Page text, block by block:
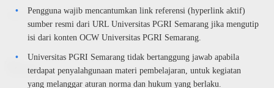
Pengguna wajib mencantumkan link referensi (hyperlink aktif)
sumber resmi dari URL Universitas PGRI Semarang jika mengutip
isi dari konten OCW Universitas PGRI Semarang.
Universitas PGRI Semarang tidak bertanggung jawab apabila
terdapat penyalahgunaan materi pembelajaran, untuk kegiatan
yang melanggar aturan norma dan hukum yang berlaku.
Open block drawer
Test